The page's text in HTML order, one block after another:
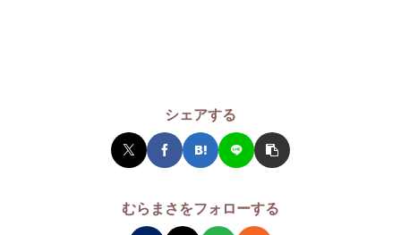
シェアする
むらまさをフォローする